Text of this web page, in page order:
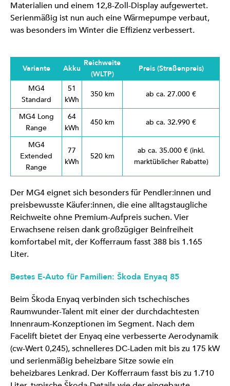
Materialien und einem 12,8-Zoll-Display aufgewertet.
Serienmäßig ist nun auch eine Wärmepumpe verbaut,
was besonders im Winter die Effizienz verbessert.
Variante Akku
Reichweite
(WLTP)
Preis (Straßenpreis)
MG4
Standard
51
kWh
350 km ab ca. 27.000 €
MG4 Long
Range
64
kWh
450 km ab ca. 32.990 €
MG4
Extended
Range
77
kWh
520 km
ab ca. 35.000 € (inkl.
marktüblicher Rabatte)
Der MG4 eignet sich besonders für Pendler:innen und
preisbewusste Käufer:innen, die eine alltagstaugliche
Reichweite ohne Premium-Aufpreis suchen. Vier
Erwachsene reisen dank großzügiger Beinfreiheit
komfortabel mit, der Kofferraum fasst 388 bis 1.165
Liter.
Bestes E-Auto für Familien: Škoda Enyaq 85
Beim Škoda Enyaq verbinden sich tschechisches
Raumwunder-Talent mit einer der durchdachtesten
Innenraum-Konzeptionen im Segment. Nach dem
Facelift bietet der Enyaq eine verbesserte Aerodynamik
(cw-Wert 0,245), schnelleres DC-Laden mit bis zu 175 kW
und serienmäßig beheizbare Sitze sowie ein
beheizbares Lenkrad. Der Kofferraum fasst bis zu 1.710